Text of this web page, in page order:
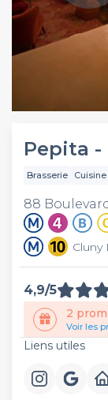
Pepita -
Brasserie
88
Cluny
4,9/5
Liens utiles
2
Voir les